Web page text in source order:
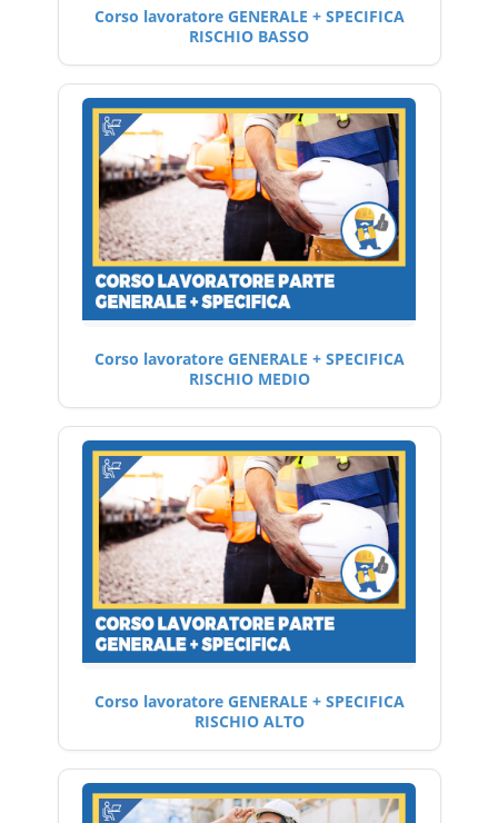
Corso lavoratore GENERALE + SPECIFICA
RISCHIO BASSO
Corso lavoratore GENERALE + SPECIFICA
RISCHIO MEDIO
Corso lavoratore GENERALE + SPECIFICA
RISCHIO ALTO